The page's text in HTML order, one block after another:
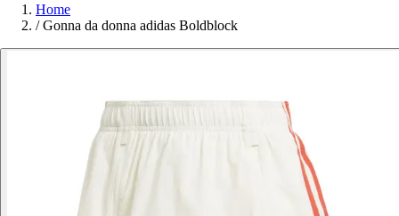
Home
/ Gonna da donna adidas Boldblock